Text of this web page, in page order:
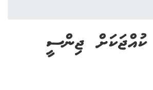
ކުއްޖަކަށް ޖިންސީ